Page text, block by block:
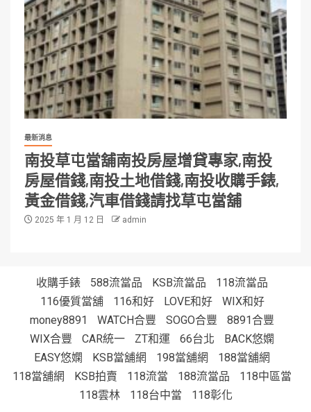
最新消息
南投草屯當舖南投房屋增貸專家,南投
房屋借錢,南投土地借錢,南投收購手錶,
黃金借錢,汽車借錢請找草屯當舖
2025 年 1 月 12 日 admin
收購手錶 588流當品 KSB流當品
118流當品
116優質當舖
116和好 LOVE和好
WIX和好
money8891
WATCH合豐 SOGO合豐
8891合豐
WIX合豐
CAR統一 ZT和運 66台北
BACK悠嫻
EASY悠嫻
KSB當舖網 198當舖網
188當舖網
118當舖網
KSB拍賣 118流當 188流當品
118中區當
118雲林
118台中當 118彰化